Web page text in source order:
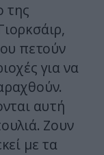
της
πετούν
για να
αυτή
Ζουν
με τα